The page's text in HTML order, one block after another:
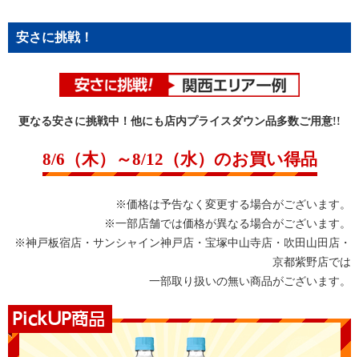
安さに挑戦！
更なる安さに挑戦中！他にも店内プライスダウン品多数ご用意!!
8/6（木）～8/12（水）のお買い得品
※価格は予告なく変更する場合がございます。
※一部店舗では価格が異なる場合がございます。
※神戸板宿店・サンシャイン神戸店・宝塚中山寺店・吹田山田店・
京都紫野店では
一部取り扱いの無い商品がございます。